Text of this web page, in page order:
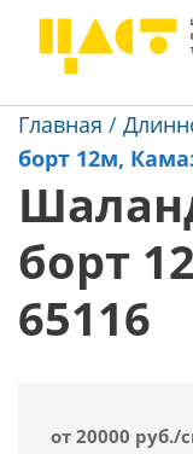
Главная /
борт 12м,
борт
65116
от 20000 руб./